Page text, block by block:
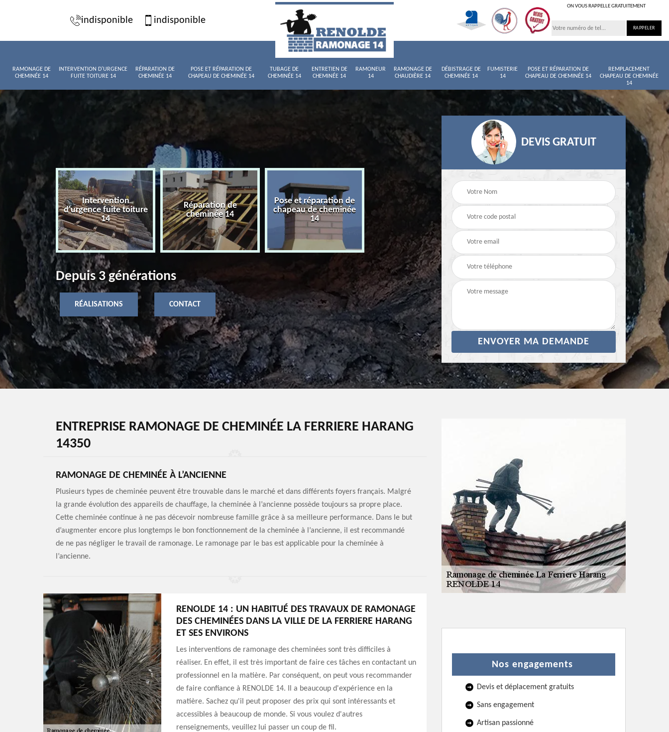
indisponible indisponible
ON VOUS RAPPELLE GRATUITEMENT
RAMONAGE DE
CHEMINÉE 14
INTERVENTION D'URGENCE
FUITE TOITURE 14
RÉPARATION DE
CHEMINÉE 14
POSE ET RÉPARATION DE
CHAPEAU DE CHEMINÉE 14
TUBAGE DE
CHEMINÉE 14
ENTRETIEN DE
CHEMINÉE 14
RAMONEUR
14
RAMONAGE DE
CHAUDIÈRE 14
DÉBISTRAGE DE
CHEMINÉE 14
FUMISTERIE
14
POSE ET RÉPARATION DE
CHAPEAU DE CHEMINÉE 14
REMPLACEMENT
CHAPEAU DE CHEMINÉE
14
de
14
Intervention
d'urgence fuite toiture
14
Réparation de
cheminée 14
Pose et réparation de
chapeau de cheminée
14
Tubage de cheminée
Entretien de cheminée
Ramoneur 14
Depuis 3 générations
RÉALISATIONS CONTACT
DEVIS GRATUIT
ENTREPRISE RAMONAGE DE CHEMINÉE LA FERRIERE HARANG
14350
RAMONAGE DE CHEMINÉE À L’ANCIENNE
Plusieurs types de cheminée peuvent être trouvable dans le marché et dans différents foyers français. Malgré
la grande évolution des appareils de chauffage, la cheminée à l’ancienne possède toujours sa propre place.
Cette cheminée continue à ne pas décevoir nombreuse famille grâce à sa meilleure performance. Dans le but
d’augmenter encore plus longtemps le bon fonctionnement de la cheminée à l’ancienne, il est recommandé
de ne pas négliger le travail de ramonage. Le ramonage par le bas est applicable pour la cheminée à
l’ancienne.
RENOLDE 14 : UN HABITUÉ DES TRAVAUX DE RAMONAGE
DES CHEMINÉES DANS LA VILLE DE LA FERRIERE HARANG
ET SES ENVIRONS
Les interventions de ramonage des cheminées sont très difficiles à
réaliser. En effet, il est très important de faire ces tâches en contactant un
professionnel en la matière. Par conséquent, on peut vous recommander
de faire confiance à RENOLDE 14. Il a beaucoup d'expérience en la
matière. Sachez qu'il peut proposer des prix qui sont intéressants et
accessibles à beaucoup de monde. Si vous voulez d'autres
renseignements, veuillez lui passer un coup de fil.
Nos engagements
Devis et déplacement gratuits
Sans engagement
Artisan passionné